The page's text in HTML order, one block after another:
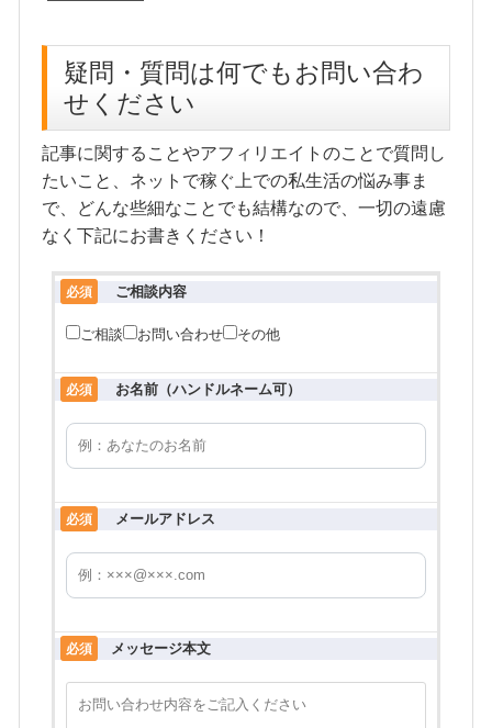
疑問・質問は何でもお問い合わ
せください
記事に関することやアフィリエイトのことで質問し
たいこと、ネットで稼ぐ上での私生活の悩み事ま
で、どんな些細なことでも結構なので、一切の遠慮
なく下記にお書きください！
必須 ご相談内容
ご相談 お問い合わせ その他
必須 お名前（ハンドルネーム可）
必須 メールアドレス
必須 メッセージ本文